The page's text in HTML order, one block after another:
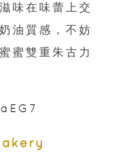
味在味蕾上交
油質感，不妨
蜜雙重朱古力